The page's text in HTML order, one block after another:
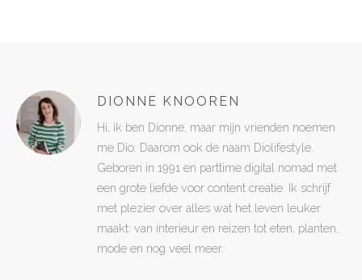
DIONNE KNOOREN
Hi, ik ben Dionne, maar mijn vrienden noemen
me Dio. Daarom ook de naam Diolifestyle.
Geboren in 1991 en parttime digital nomad met
een grote liefde voor content creatie. Ik schrijf
met plezier over alles wat het leven leuker
maakt: van interieur en reizen tot eten, planten,
mode en nog veel meer.